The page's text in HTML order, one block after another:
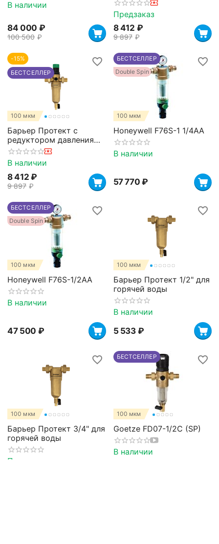
В наличии
84 000 ₽
100 500 ₽
Предзаказ
8 412 ₽
9 897 ₽
100 мкм
-15%
БЕСТСЕЛЛЕР
Барьер Протект с
редуктором давления
1/2" для горячей воды
В наличии
8 412 ₽
9 897 ₽
100 мкм
БЕСТСЕЛЛЕР
Double Spin
Honeywell F76S-1 1/4AA
В наличии
57 770 ₽
100 мкм
БЕСТСЕЛЛЕР
Double Spin
Honeywell F76S-1/2AA
В наличии
47 500 ₽
100 мкм
Барьер Протект 1/2" для
горячей воды
В наличии
5 533 ₽
100 мкм
Барьер Протект 3/4" для
горячей воды
Предзаказ
100 мкм
БЕСТСЕЛЛЕР
Goetze FD07-1/2C (SP)
В наличии